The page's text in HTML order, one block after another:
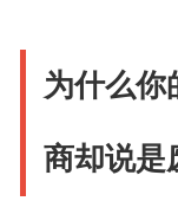
为什么你
商却说是